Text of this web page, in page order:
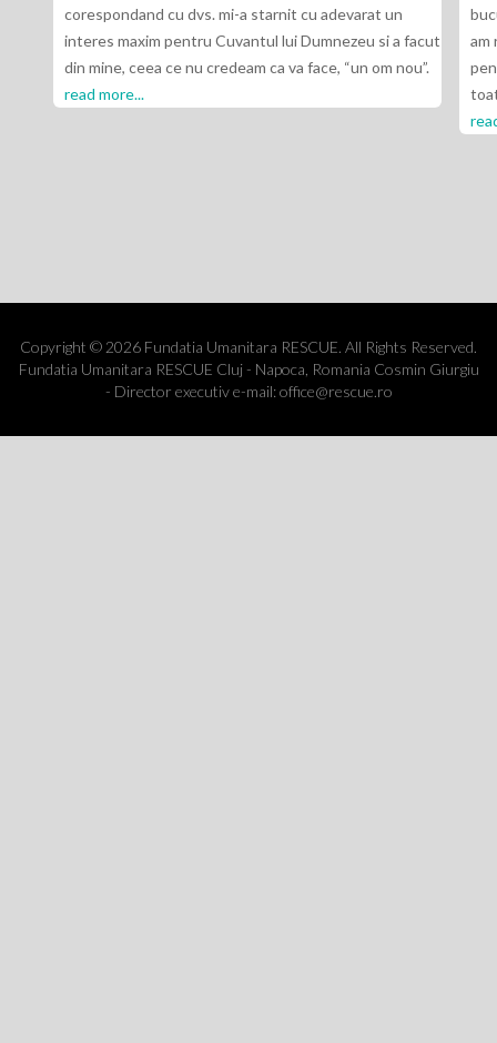
corespondand cu dvs. mi-a starnit cu adevarat un
interes maxim pentru Cuvantul lui Dumnezeu si a facut
din mine, ceea ce nu credeam ca va face, “un om nou”.
read more...
am
Copyright © 2026 Fundatia Umanitara RESCUE. All Rights Reserved.
Fundatia Umanitara RESCUE Cluj - Napoca, Romania Cosmin Giurgiu
- Director executiv e-mail: office@rescue.ro